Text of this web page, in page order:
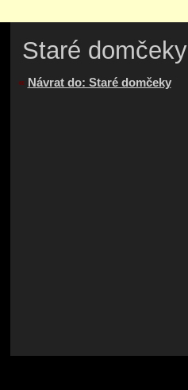
Staré domčeky
« Návrat do: Staré domčeky